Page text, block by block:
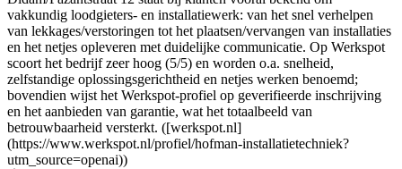
vakkundig loodgieters- en installatiewerk: van het snel verhelpen
van lekkages/verstoringen tot het plaatsen/vervangen van installaties
en het netjes opleveren met duidelijke communicatie. Op Werkspot
scoort het bedrijf zeer hoog (5/5) en worden o.a. snelheid,
zelfstandige oplossingsgerichtheid en netjes werken benoemd;
bovendien wijst het Werkspot-profiel op geverifieerde inschrijving
en het aanbieden van garantie, wat het totaalbeeld van
betrouwbaarheid versterkt. ([werkspot.nl]
(https://www.werkspot.nl/profiel/hofman-installatietechniek?
utm_source=openai))